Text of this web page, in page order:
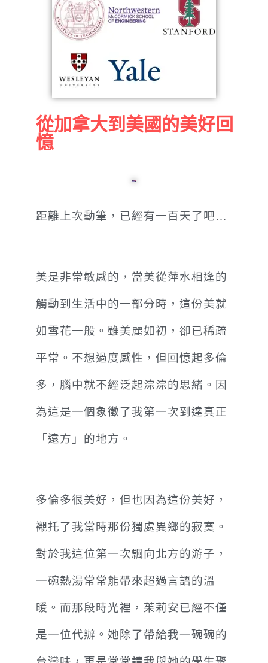
從加拿大到美國的美好回
憶
距離上次動筆，已經有一百天了吧…
美是非常敏感的，當美從萍水相逢的
觸動到生活中的一部分時，這份美就
如雪花一般。雖美麗如初，卻已稀疏
平常。不想過度感性，但回憶起多倫
多，腦中就不經泛起淙淙的思緒。因
為這是一個象徵了我第一次到達真正
「遠方」的地方。
多倫多很美好，但也因為這份美好，
襯托了我當時那份獨處異鄉的寂寞。
對於我這位第一次飄向北方的游子，
一碗熱湯常常能帶來超過言語的溫
暖。而那段時光裡，茱莉安已經不僅
是一位代辦。她除了帶給我一碗碗的